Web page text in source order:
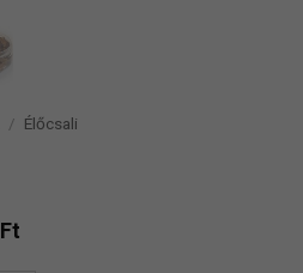
/ Élőcsali
Ft